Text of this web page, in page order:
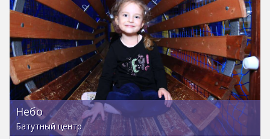
Небо
Батутный центр